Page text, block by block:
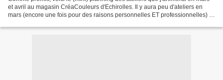
et avril au magasin CréaCouleurs d'Echirolles. Il y aura peu d'ateliers en
mars (encore une fois pour des raisons personnelles ET professionnelles) ;